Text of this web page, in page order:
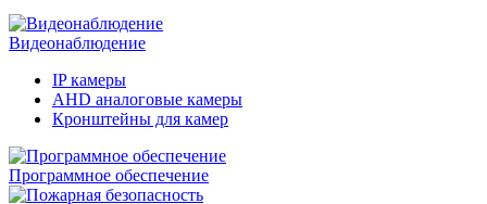
Видеонаблюдение
IP камеры
AHD аналоговые камеры
Кронштейны для камер
Программное обеспечение